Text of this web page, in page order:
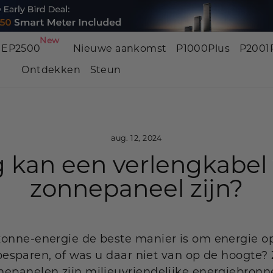
P800
NEW
P5000 Pro
4000W | 5120Wh
P1500
1800W |
EP2500
New
Nieuwe aankomst P1000Plus
Ontdekken
Steun
aug. 12, 2024
kan een verlengkabel
zonnepaneel zijn?
energie de beste manier is om energie
of was u daar niet van op de hoogte?